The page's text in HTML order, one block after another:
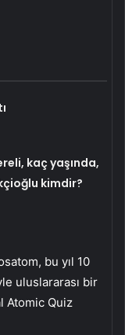
kaç yaşında,
kimdir?
bu yıl 10
uluslararası bir
Atomic Quiz